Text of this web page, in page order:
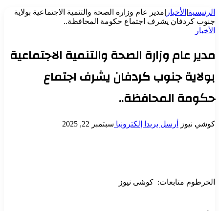
الرئيسية| الأخبار |مدير عام وزارة الصحة والتنمية الاجتماعية بولاية
جنوب كردفان يشرف اجتماع حكومة المحافظة..
الأخبار
مدير عام وزارة الصحة والتنمية الاجتماعية
بولاية جنوب كردفان يشرف اجتماع
حكومة المحافظة..
كوشي نيوز أرسل بريدا إلكترونيا سبتمبر 22, 2025
الخرطوم متابعات: كوشى نيوز